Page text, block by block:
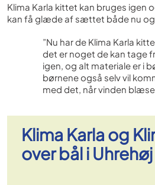
Klima Karla kittet kan bruges igen
kan få glæde af sættet både nu og
”Nu har de Klima Karla
det er noget de kan tage
igen, og alt materiale er i
børnene også selv vil
med det, når vinden
Klima Karla og
over bål i